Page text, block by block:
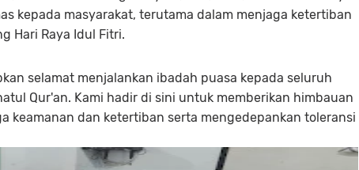
kepada masyarakat, terutama dalam menjaga ketertiban
Hari Raya Idul Fitri.
selamat menjalankan ibadah puasa kepada seluruh
Qur'an. Kami hadir di sini untuk memberikan himbauan
keamanan dan ketertiban serta mengedepankan toleransi